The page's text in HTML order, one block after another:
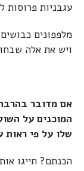
עגבניות פרוסות
מלפפונים
ויש את אלה
אם מדובר
המוכנים על
שלו על פי ראות
הכנתם? תייגו